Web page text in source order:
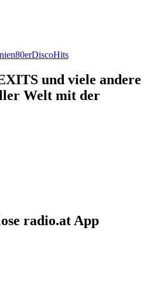
80erDiscoHits
und viele andere
Welt mit der
radio.at App